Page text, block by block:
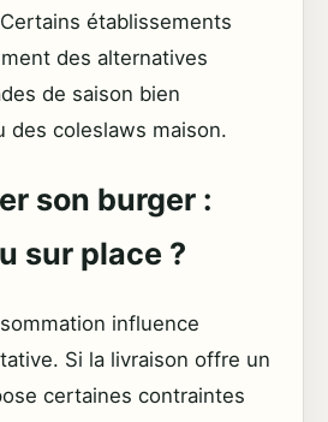
établissements
des alternatives
de saison bien
des coleslaws maison.
son burger :
sur place ?
influence
Si la livraison offre un
certaines contraintes